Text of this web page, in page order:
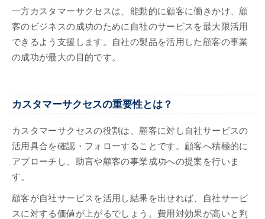
一方カスタマーサクセスは、能動的に顧客に働きかけ、顧
客のビジネスの成功のために自社のサービスを最大限活用
できるよう支援します。自社の製品を活用した顧客の事業
の成功が最大の目的です。
カスタマーサクセスの重要性とは？
カスタマーサクセスの役割は、顧客に対し自社サービスの
活用具合を確認・フォローすることです。顧客へ積極的に
アプローチし、助言や顧客の事業成功への提案を行いま
す。
顧客が自社サービスを活用し結果を出せれば、自社サービ
スに対する価値が上がるでしょう。費用対効果が高いと判